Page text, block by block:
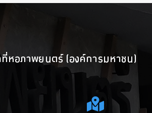
ที่หอภาพยนตร์ (องค์การมหาชน)